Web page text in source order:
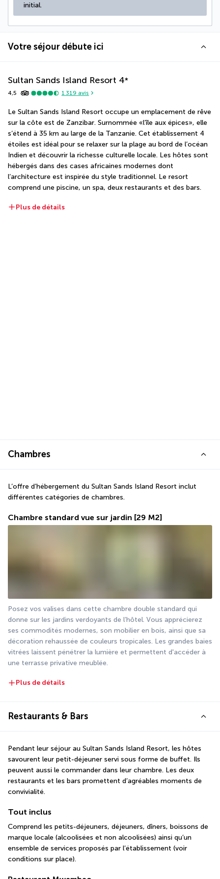
initial.
Votre séjour débute ici
Sultan Sands Island Resort 4*
4,5 1 319 avis
Le Sultan Sands Island Resort occupe un emplacement de rêve
sur la côte est de Zanzibar. Surnommée «l’île aux épices», elle
s’étend à 35 km au large de la Tanzanie. Cet établissement 4
étoiles est idéal pour se relaxer sur la plage au bord de l’océan
Indien et découvrir la richesse culturelle locale. Les hôtes sont
hébergés dans des cases africaines modernes dont
l’architecture est inspirée du style traditionnel. Le resort
comprend une piscine, un spa, deux restaurants et des bars.
Plus de détails
Chambres
L’offre d’hébergement du Sultan Sands Island Resort inclut
différentes catégories de chambres.
Chambre standard vue sur jardin [29 M2]
Posez vos valises dans cette chambre double standard qui
donne sur les jardins verdoyants de l’hôtel. Vous apprécierez
ses commodités modernes, son mobilier en bois, ainsi que sa
décoration rehaussée de couleurs tropicales. Les grandes baies
vitrées laissent pénétrer la lumière et permettent d'accéder à
une terrasse privative meublée.
Plus de détails
Restaurants & Bars
Pendant leur séjour au Sultan Sands Island Resort, les hôtes
savourent leur petit-déjeuner servi sous forme de buffet. Ils
peuvent aussi le commander dans leur chambre. Les deux
restaurants et les bars promettent d’agréables moments de
convivialité.
Tout inclus
Comprend les petits-déjeuners, déjeuners, dîners, boissons de
marque locale (alcoolisées et non alcoolisées) ainsi qu’un
ensemble de services proposés par l’établissement (voir
conditions sur place).